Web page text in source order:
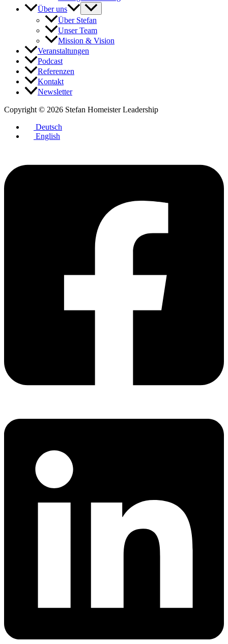
Über uns
Über Stefan
Unser Team
Mission & Vision
Veranstaltungen
Podcast
Referenzen
Kontakt
Newsletter
Copyright © 2026 Stefan Homeister Leadership
Deutsch
English